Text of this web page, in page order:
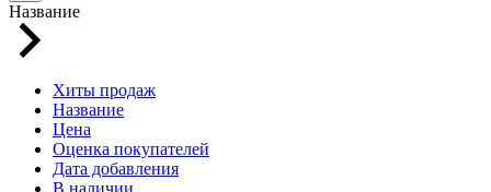
Название
Хиты продаж
Название
Цена
Оценка покупателей
Дата добавления
В наличии